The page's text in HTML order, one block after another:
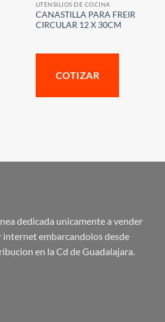
UTENSILIOS DE COCINA
CANASTILLA PARA FREIR
CIRCULAR 12 X 30CM
COTIZAR
dedicada unicamente a vender
embarcandolos desde
en la Cd de Guadalajara.